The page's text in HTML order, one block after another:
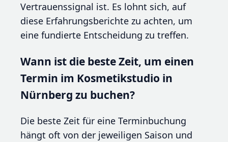
Vertrauenssignal ist. Es lohnt sich, auf
diese Erfahrungsberichte zu achten, um
eine fundierte Entscheidung zu treffen.
Wann ist die beste Zeit, um einen
Termin im Kosmetikstudio in
Nürnberg zu buchen?
Die beste Zeit für eine Terminbuchung
hängt oft von der jeweiligen Saison und